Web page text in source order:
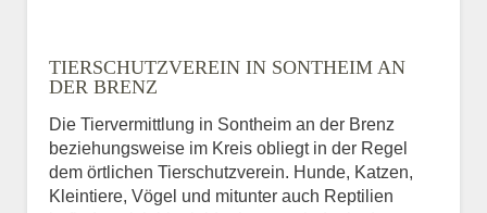
TIERSCHUTZVEREIN IN SONTHEIM AN
DER BRENZ
Die Tiervermittlung in Sontheim an der Brenz
beziehungsweise im Kreis obliegt in der Regel
dem örtlichen Tierschutzverein. Hunde, Katzen,
Kleintiere, Vögel und mitunter auch Reptilien